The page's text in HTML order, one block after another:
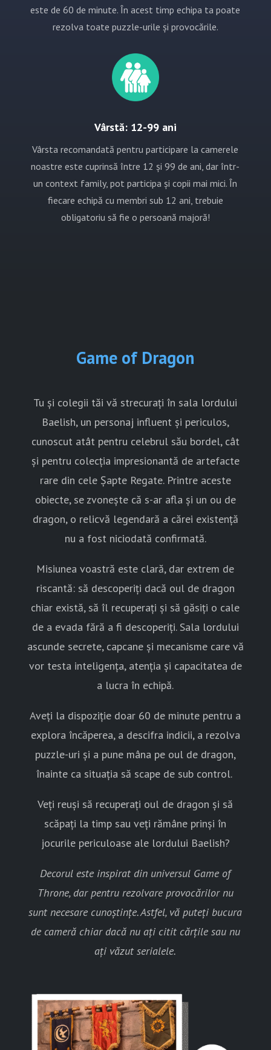
este de 60 de minute. În acest timp echipa ta poate
rezolva toate puzzle-urile și provocările.
Vârstă: 12-99 ani
Vârsta recomandată pentru participare la camerele
noastre este cuprinsă între 12 și 99 de ani, dar într-
un context family, pot participa și copii mai mici. În
fiecare echipă cu membri sub 12 ani, trebuie
obligatoriu să fie o persoană majoră!
Game of Dragon
Tu și colegii tăi vă strecurați în sala lordului
Baelish, un personaj influent și periculos,
cunoscut atât pentru celebrul său bordel, cât
și pentru colecția impresionantă de artefacte
rare din cele Șapte Regate. Printre aceste
obiecte, se zvonește că s-ar afla și un ou de
dragon, o relicvă legendară a cărei existență
nu a fost niciodată confirmată.
Misiunea voastră este clară, dar extrem de
riscantă: să descoperiți dacă oul de dragon
chiar există, să îl recuperați și să găsiți o cale
de a evada fără a fi descoperiți. Sala lordului
ascunde secrete, capcane și mecanisme care vă
vor testa inteligența, atenția și capacitatea de
a lucra în echipă.
Aveți la dispoziție doar 60 de minute pentru a
explora încăperea, a descifra indicii, a rezolva
puzzle-uri și a pune mâna pe oul de dragon,
înainte ca situația să scape de sub control.
Veți reuși să recuperați oul de dragon și să
scăpați la timp sau veți rămâne prinși în
jocurile periculoase ale lordului Baelish?
Decorul este inspirat din universul Game of
Throne, dar pentru rezolvare provocărilor nu
sunt necesare cunoștințe. Astfel, vă puteți bucura
de cameră chiar dacă nu ați citit cărțile sau nu
ați văzut serialele.